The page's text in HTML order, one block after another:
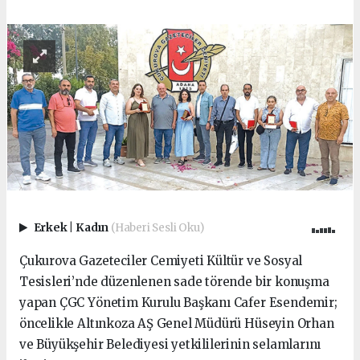
Erkek Kadın (Haberi Sesli Oku)
Çukurova Gazeteciler Cemiyeti Kültür ve Sosyal
Tesisleri’nde düzenlenen sade törende bir konuşma
yapan ÇGC Yönetim Kurulu Başkanı Cafer Esendemir;
öncelikle Altınkoza AŞ Genel Müdürü Hüseyin Orhan
ve Büyükşehir Belediyesi yetkililerinin selamlarını